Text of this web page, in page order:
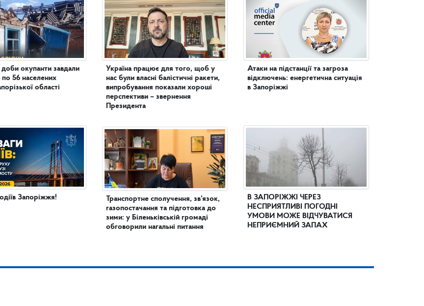
окупанти завдали
по 56 населених
області
Запоріжжя!
Україна працює для того, щоб у
нас були власні балістичні ракети,
випробування показали хороші
перспективи – звернення
Президента
Транспортне сполучення, зв’язок,
газопостачання та підготовка до
зими: у Біленьківській громаді
обговорили нагальні питання
Атаки на підстанції та загроза
відключень: енергетична ситуація
в Запоріжжі
В ЗАПОРІЖЖІ ЧЕРЕЗ
НЕСПРИЯТЛИВІ ПОГОДНІ
УМОВИ МОЖЕ ВІДЧУВАТИСЯ
НЕПРИЄМНИЙ ЗАПАХ